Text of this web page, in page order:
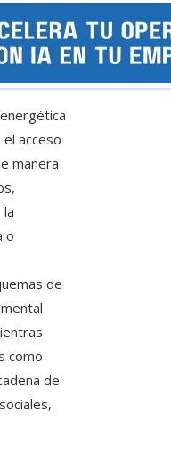
acceso
manera
o
de
como
de